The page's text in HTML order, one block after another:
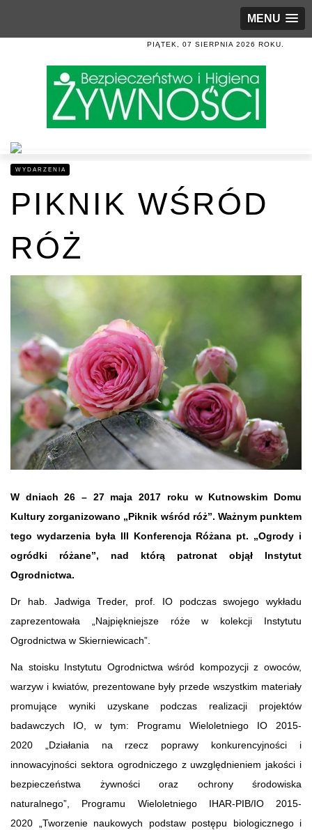
MENU
PIĄTEK, 07 SIERPNIA 2026 ROKU.
WYDARZENIA
PIKNIK WŚRÓD
RÓŻ
W dniach 26 – 27 maja 2017 roku w Kutnowskim Domu
Kultury zorganizowano „Piknik wśród róż”. Ważnym punktem
tego wydarzenia była III Konferencja Różana pt. „Ogrody i
ogródki różane”, nad którą patronat objął Instytut
Ogrodnictwa.
Dr hab. Jadwiga Treder, prof. IO podczas swojego wykładu
zaprezentowała „Najpiękniejsze róże w kolekcji Instytutu
Ogrodnictwa w Skierniewicach”.
Na stoisku Instytutu Ogrodnictwa wśród kompozycji z owoców,
warzyw i kwiatów, prezentowane były przede wszystkim materiały
promujące wyniki uzyskane podczas realizacji projektów
badawczych IO, w tym: Programu Wieloletniego IO 2015-
2020 „Działania na rzecz poprawy konkurencyjności i
innowacyjności sektora ogrodniczego z uwzględnieniem jakości i
bezpieczeństwa żywności oraz ochrony środowiska
naturalnego”, Programu Wieloletniego IHAR-PIB/IO 2015-
2020 „Tworzenie naukowych podstaw postępu biologicznego i